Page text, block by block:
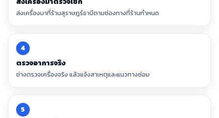
ส่งเครื่องมาที่ร้านสุราษฎร์ธานีตามช่องทางที่ร้านกำหนด
4
ตรวจอาการจริง
ช่างตรวจเครื่องจริง แล้วแจ้งสาเหตุและแนวทางซ่อม
5